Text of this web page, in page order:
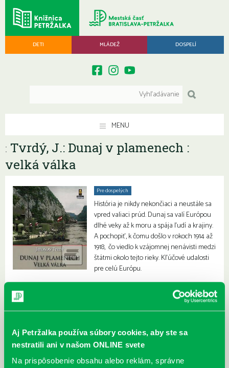
Aj Petržalka používa súbory cookies, aby ste sa
nestratili ani v našom ONLINE svete
Na prispôsobenie obsahu alebo reklám, správne
DETI MLÁDEŽ DOSPELÍ
MENU
: Tvrdý, J.: Dunaj v plamenech :
velká válka
Pre dospelých
História je nikdy nekončiaci a neustále sa
vpred valiaci prúd. Dunaj sa valí Európou
dlhé veky až k moru a spája ľudí a krajiny.
A pochopiť, k čomu došlo v rokoch 1914 až
1918, čo viedlo k vzájomnej nenávisti medzi
štátmi okolo tejto rieky. Kľúčové udalosti
pre celú Európu.